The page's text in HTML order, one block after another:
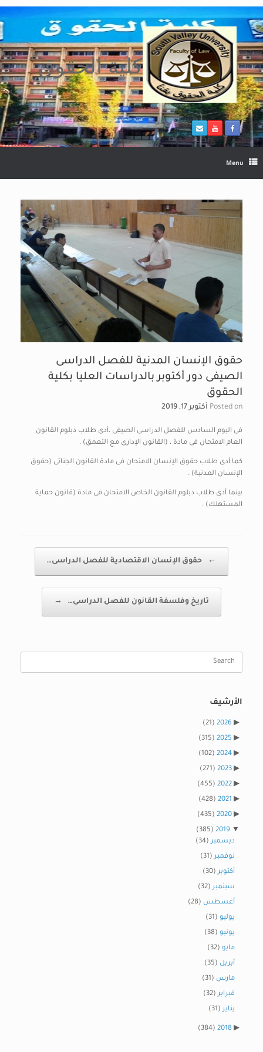
Skip
to
content
كلية الحقوق
Menu
حقوق الإنسان المدنية للفصل الدراسى
الصيفى دور أكتوبر بالدراسات العليا بكلية
الحقوق
Posted on أكتوبر 17, 2019
فى اليوم السادس للفصل الدراسى الصيفى ،أدى طلاب دبلوم القانون
العام الامتحان فى مادة ، (القانون الإدارى مع التعمق) .
كما أدى طلاب حقوق الإنسان الامتحان فى مادة القانون الجنائى (حقوق
الإنسان المدنية) .
بينما أدى طلاب دبلوم القانون الخاص الامتحان فى مادة (قانون حماية
المستهلك) .
← حقوق الإنسان الاقتصادية للفصل الدراسى…
تاريخ وفلسفة القانون للفصل الدراسى… →
Search
الأرشيف
2026
(21)
2025
(315)
2024
(102)
2023
(271)
2022
(455)
2021
(428)
2020
(435)
2019
(385)
ديسمبر(34)
نوفمبر(31)
أكتوبر(30)
سبتمبر(32)
أغسطس (28)
يوليو (31)
يونيو (38)
مايو (32)
أبريل (35)
مارس (31)
فبراير(32)
يناير(31)
2018
(384)